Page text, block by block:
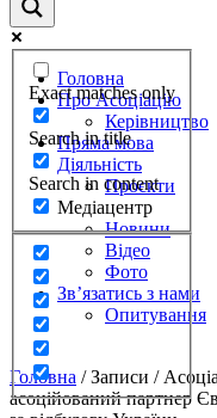
Exact matches only
Search in title
Search in content
Головна
Про Асоціацію
Керівництво
Пряма мова
Діяльність
Проєкти
Медіацентр
Новини
Відео
Фото
Зв’язатись з нами
Опитування
Головна /Записи /
асоційований партнер